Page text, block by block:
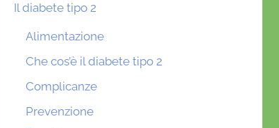
Il diabete tipo 2
Alimentazione
Che cos’è il diabete tipo 2
Complicanze
Prevenzione